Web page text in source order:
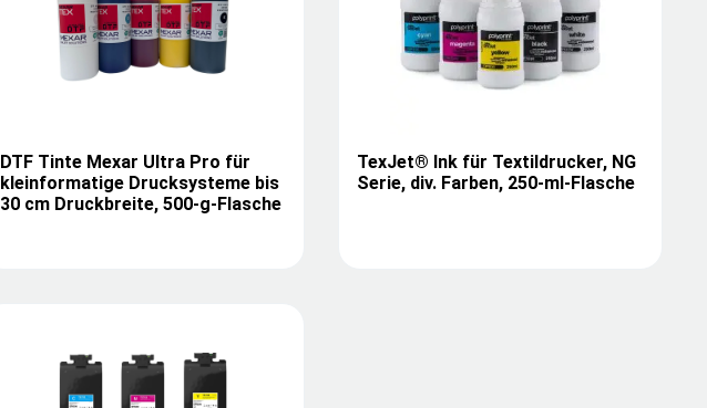
DTF Tinte Mexar Ultra Pro für
kleinformatige Drucksysteme bis
30 cm Druckbreite, 500-g-Flasche
TexJet® Ink für Textildrucker, NG
Serie, div. Farben, 250-ml-Flasche